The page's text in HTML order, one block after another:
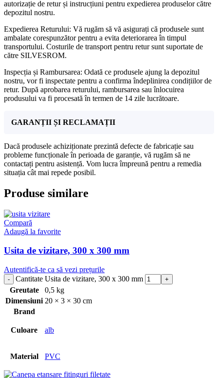
autorizație de retur și instrucțiuni pentru expedierea produselor către
depozitul nostru.
Expedierea Returului: Vă rugăm să vă asigurați că produsele sunt
ambalate corespunzător pentru a evita deteriorarea în timpul
transportului. Costurile de transport pentru retur sunt suportate de
către SILVESROM.
Inspecția și Rambursarea: Odată ce produsele ajung la depozitul
nostru, vor fi inspectate pentru a confirma îndeplinirea condițiilor de
retur. După aprobarea returului, rambursarea sau înlocuirea
produsului va fi procesată în termen de 14 zile lucrătoare.
GARANȚII ȘI RECLAMAȚII
Dacă produsele achiziționate prezintă defecte de fabricație sau
probleme funcționale în perioada de garanție, vă rugăm să ne
contactați pentru asistență. Vom lucra împreună pentru a remedia
situația cât mai repede posibil.
Produse similare
Compară
Adaugă la favorite
Usita de vizitare, 300 x 300 mm
Autentifică-te ca să vezi prețurile
Cantitate Usita de vizitare, 300 x 300 mm
Greutate
0,5 kg
Dimensiuni 20 × 3 × 30 cm
Brand
Culoare alb
Material PVC